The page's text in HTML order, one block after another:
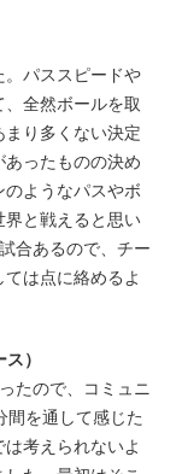
パススピードや
全然ボールを取
り多くない決定
ったものの決め
ようなパスやボ
と戦えると思い
合あるので、チー
は点に絡めるよ
）
たので、コミュニ
を通して感じた
考えられないよ